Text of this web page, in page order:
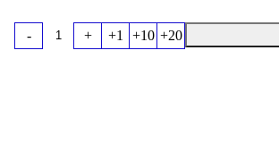
- + +1 +10 +20